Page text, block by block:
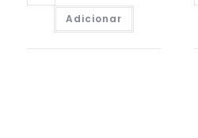
Adicionar